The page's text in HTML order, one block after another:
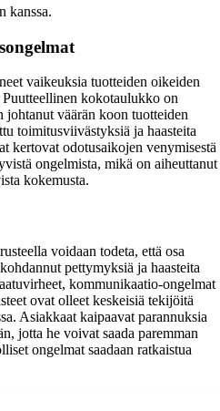
kanssa.
vaikeuksia tuotteiden oikeiden
kokotaulukko on
johtanut väärän koon tuotteiden
toimitusviivästyksiä ja haasteita
kertovat odotusaikojen venymisestä
ongelmista, mikä on aiheuttanut
kokemusta.
voidaan todeta, että osa
pettymyksiä ja haasteita
kommunikaatio-ongelmat
ovat olleet keskeisiä tekijöitä
Asiakkaat kaipaavat parannuksia
jotta he voivat saada paremman
ongelmat saadaan ratkaistua